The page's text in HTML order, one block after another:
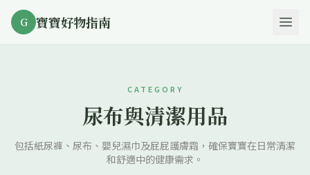
G 寶寶好物指南
CATEGORY
尿布與清潔用品
包括紙尿褲、尿布、嬰兒濕巾及屁屁護膚霜，確保寶寶在日常清潔
和舒適中的健康需求。